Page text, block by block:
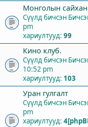
Монголын
Сүүлд бичсэн
pm
хариултууд: 99
Кино клуб.
Сүүлд бичсэн
10:52 pm
хариултууд: 103
Уран гулгалт
Сүүлд бичсэн
pm
хариултууд: 4